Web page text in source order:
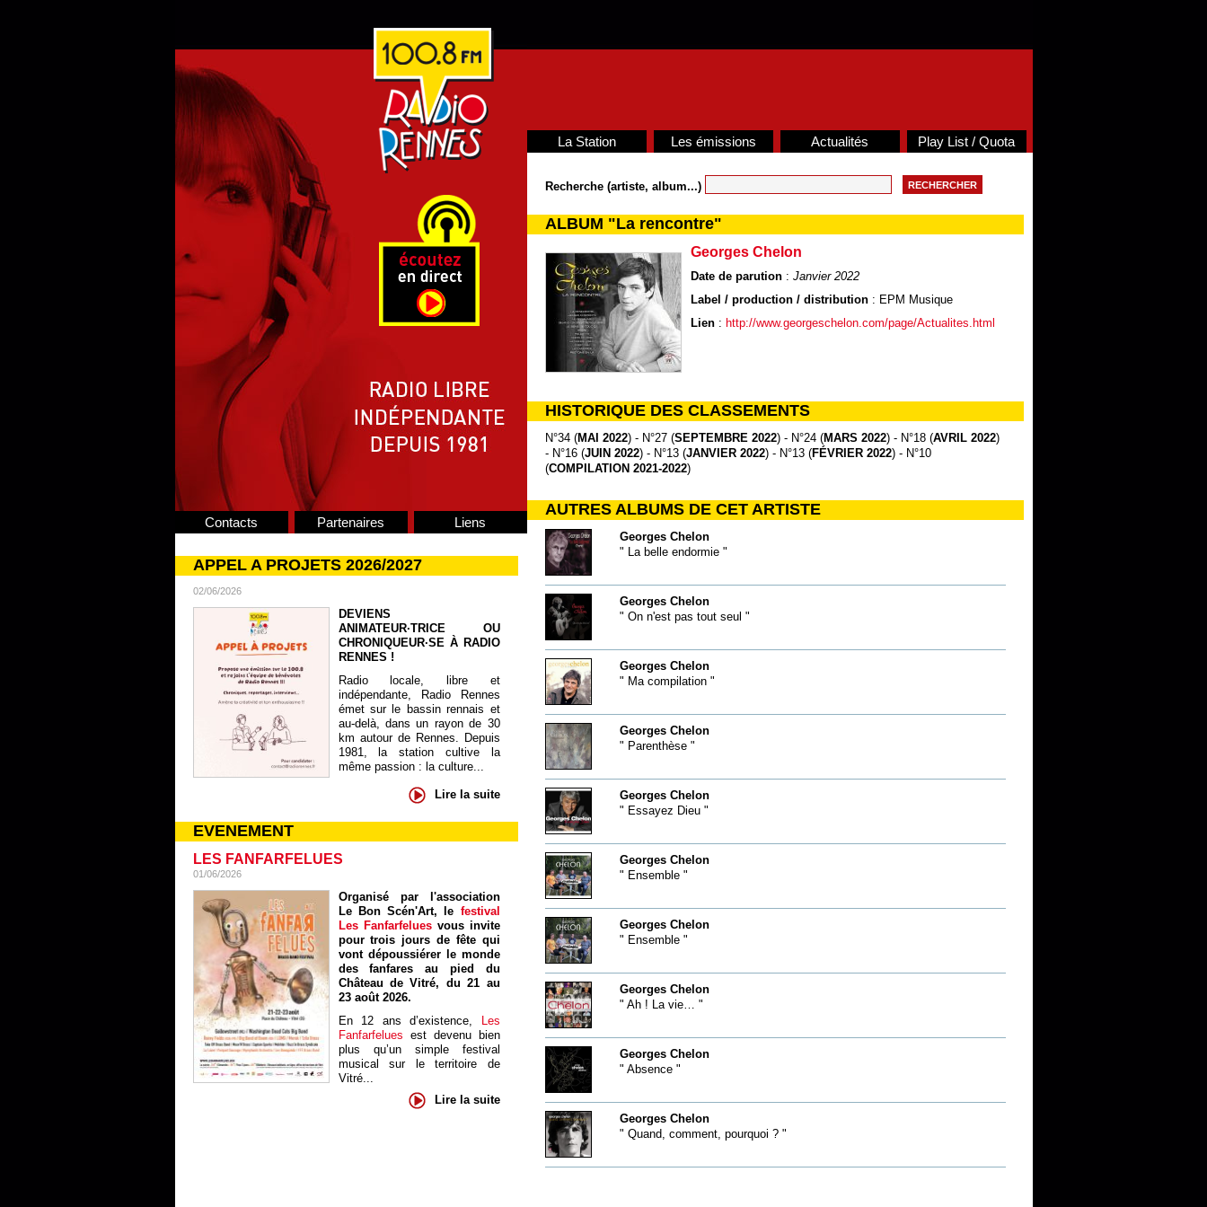
Contacts Partenaires Liens
APPEL A PROJETS 2026/2027
02/06/2026
DEVIENS
ANIMATEUR·TRICE OU
CHRONIQUEUR·SE À RADIO
RENNES !
Radio locale, libre et
indépendante, Radio Rennes
émet sur le bassin rennais et
au-delà, dans un rayon de 30
km autour de Rennes. Depuis
1981, la station cultive la
même passion : la culture...
Lire la suite
EVENEMENT
LES FANFARFELUES
01/06/2026
Organisé par l'association
Le Bon Scén'Art, le festival
Les Fanfarfelues vous invite
pour trois jours de fête qui
vont dépoussiérer le monde
des fanfares au pied du
Château de Vitré, du 21 au
23 août 2026.
En 12 ans d’existence, Les
Fanfarfelues est devenu bien
plus qu’un simple festival
musical sur le territoire de
Vitré...
Lire la suite
La Station Les émissions Actualités Play List / Quota
Recherche (artiste, album...)
ALBUM "La rencontre"
Georges Chelon
Date de parution: Janvier 2022
Label / production / distribution: EPM Musique
Lien: http://www.georgeschelon.com/page/Actualites.html
HISTORIQUE DES CLASSEMENTS
N°34 (MAI 2022) - N°27 (SEPTEMBRE 2022) - N°24 (MARS 2022) - N°18 (AVRIL 2022)
- N°16 (JUIN 2022) - N°13 (JANVIER 2022) - N°13 (FÉVRIER 2022) - N°10
(COMPILATION 2021-2022)
AUTRES ALBUMS DE CET ARTISTE
Georges Chelon
" La belle endormie "
Georges Chelon
" On n'est pas tout seul "
Georges Chelon
" Ma compilation "
Georges Chelon
" Parenthèse "
Georges Chelon
" Essayez Dieu "
Georges Chelon
" Ensemble "
Georges Chelon
" Ensemble "
Georges Chelon
" Ah ! La vie… "
Georges Chelon
" Absence "
Georges Chelon
" Quand, comment, pourquoi ? "